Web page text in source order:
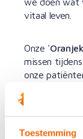
Toestemming
vitaal leven.
Onze '
missen
onze
Ondanks de